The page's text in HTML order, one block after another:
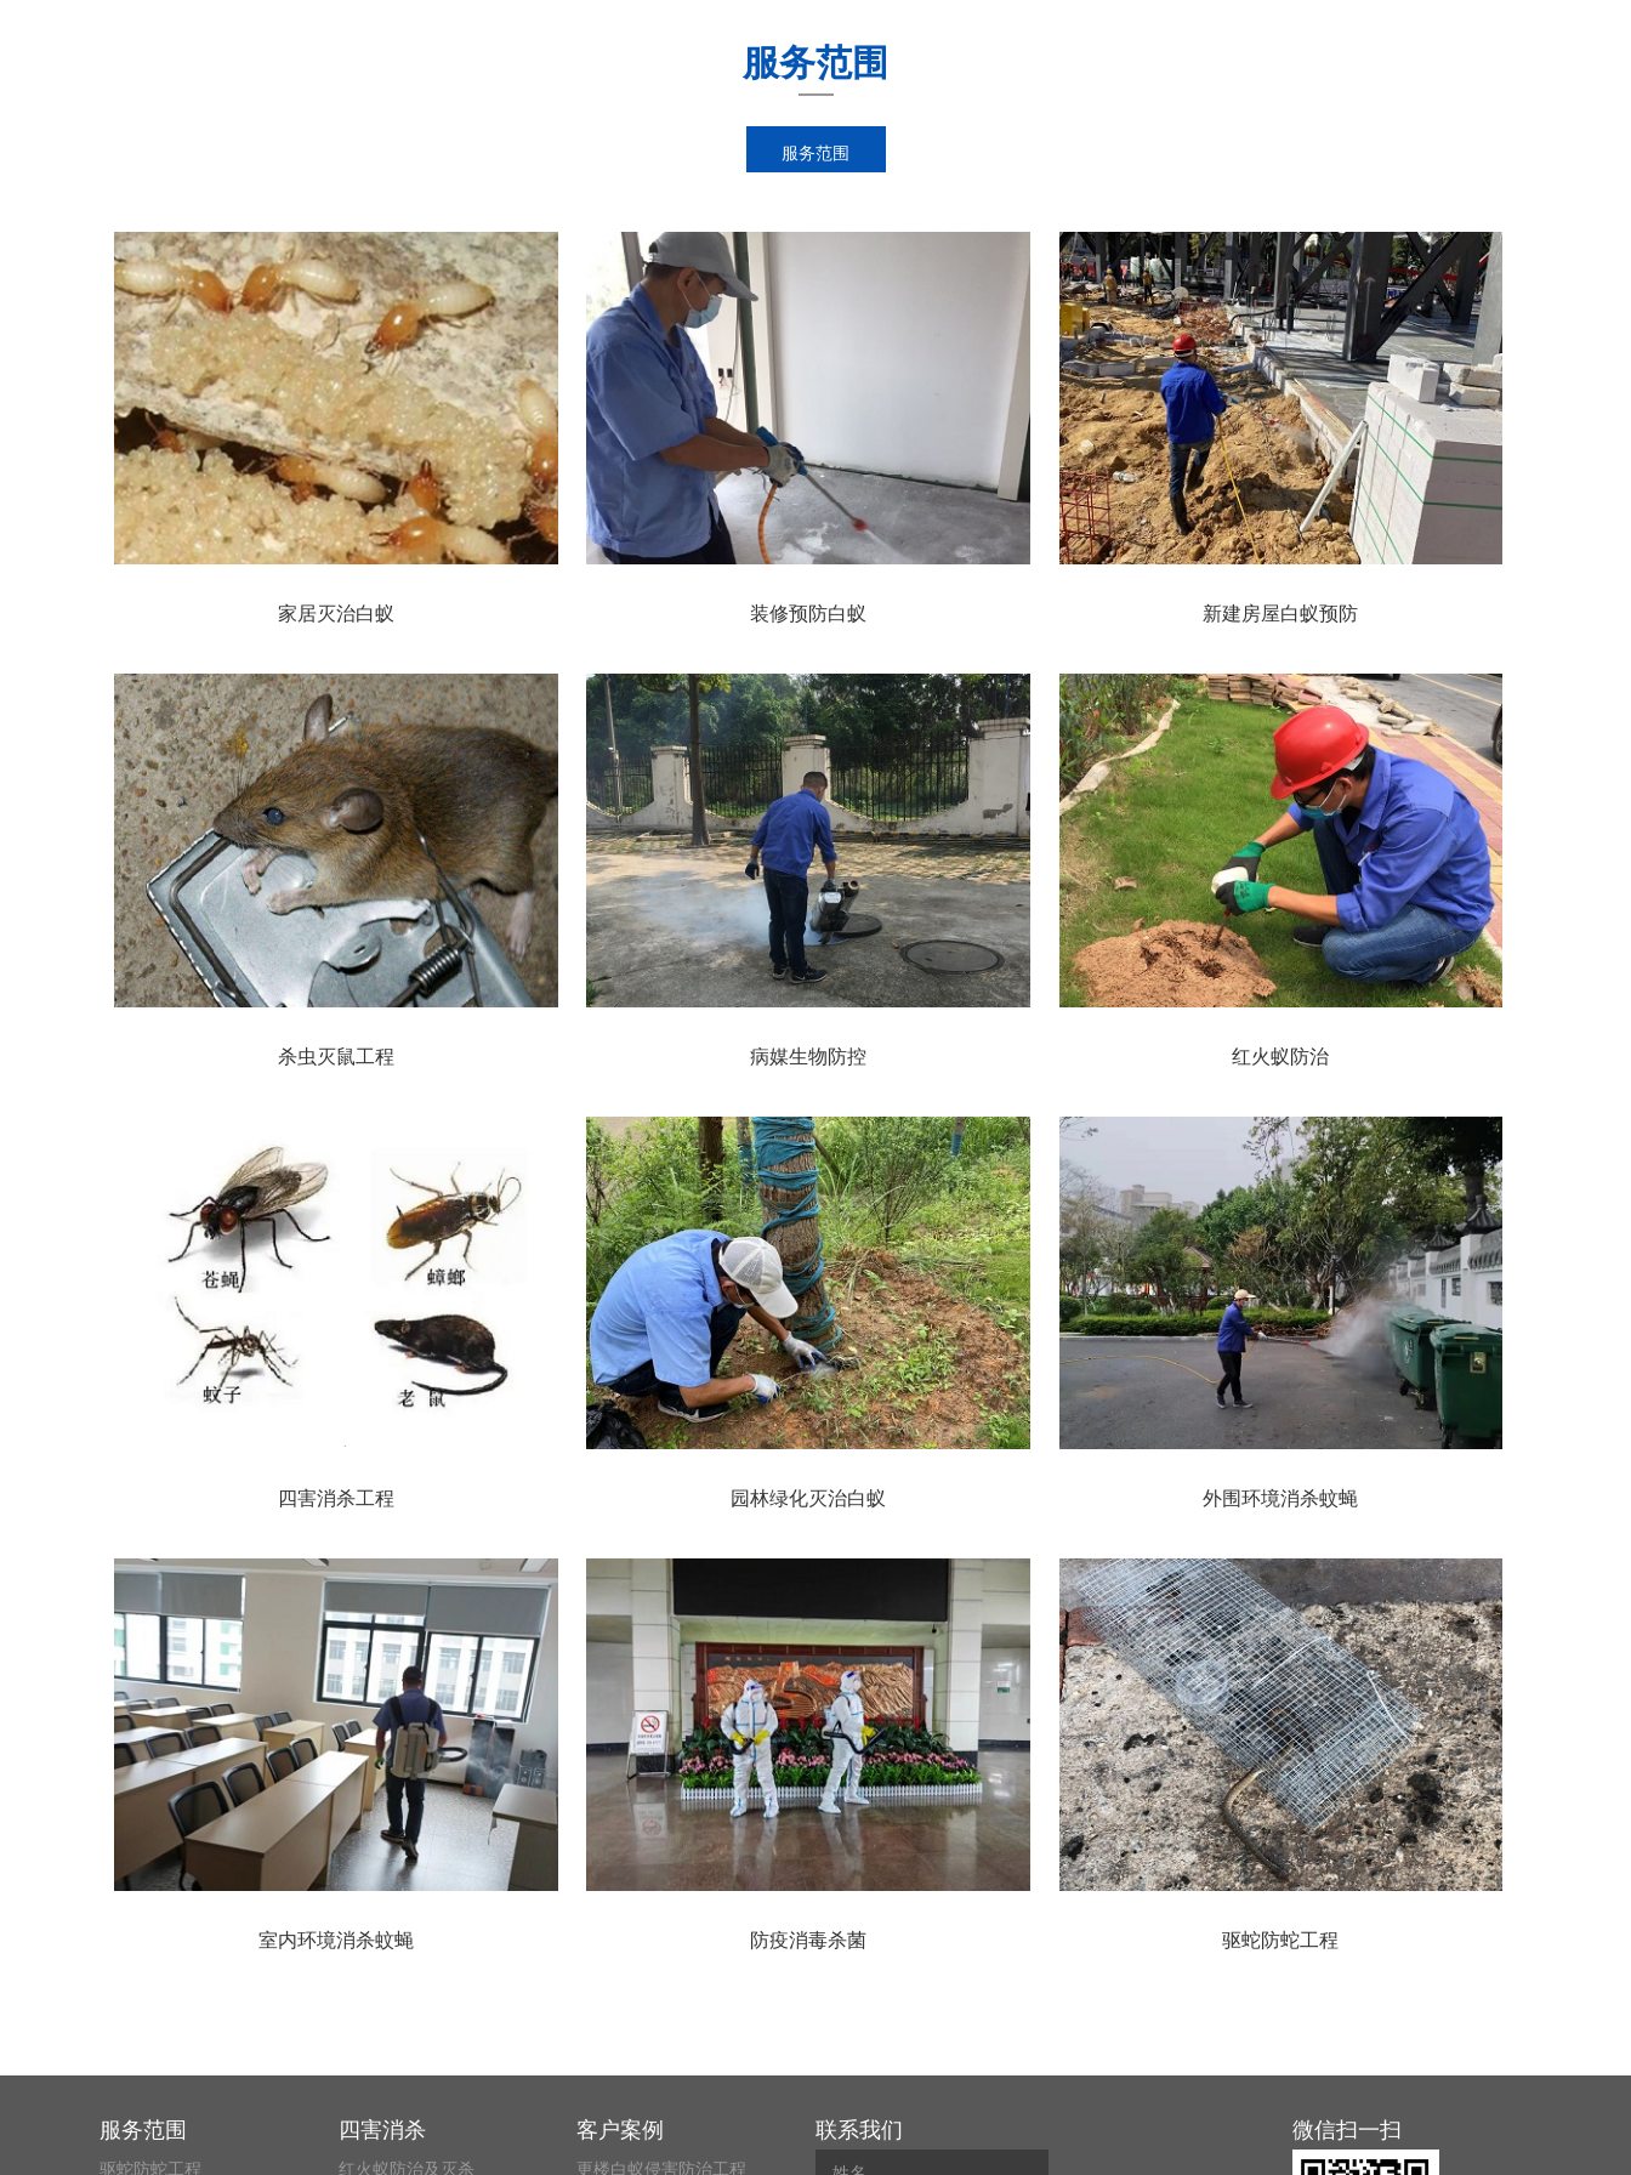
服务范围
服务范围
家居灭治白蚁 装修预防白蚁 新建房屋白蚁预防
杀虫灭鼠工程 病媒生物防控 红火蚁防治
四害消杀工程 园林绿化灭治白蚁 外围环境消杀蚊蝇
室内环境消杀蚊蝇 防疫消毒杀菌 驱蛇防蛇工程
服务范围
驱蛇防蛇工程
四害消杀
红火蚁防治及灭杀
客户案例
更楼白蚁侵害防治工程
联系我们 微信扫一扫